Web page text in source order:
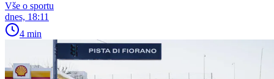
Vše o sportu
dnes, 18:11
4 min